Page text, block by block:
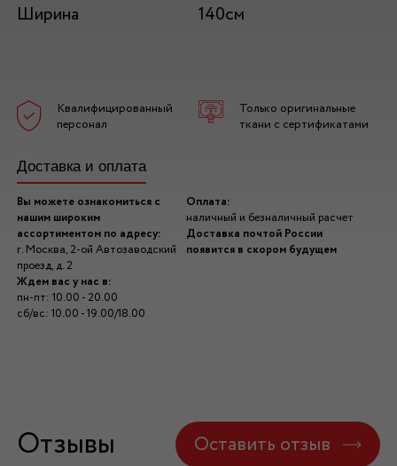
Ширина
140см
Квалифицированный
персонал
Только оригинальные
ткани с сертификатами
Доставка и оплата
Вы можете ознакомиться с
нашим широким
ассортиментом по адресу:
г. Москва, 2-ой Автозаводский
проезд, д. 2
Ждем вас у нас в:
пн-пт: 10.00 - 20.00
сб/вс: 10.00 - 19.00/18.00
Оплата:
наличный и безналичный расчет
Доставка почтой России
появится в скором будущем
Отзывы Оставить отзыв